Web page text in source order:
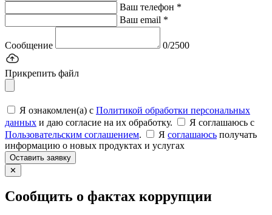
Ваш телефон *
Ваш email *
Сообщение 0/2500
Прикрепить файл
Я ознакомлен(а) с Политикой обработки персональных
данных и даю согласие на их обработку.
Я соглашаюсь c
Пользовательским соглашением. Я соглашаюсь получать
информацию о новых продуктах и услугах
Оставить заявку
✕
Сообщить о фактах коррупции